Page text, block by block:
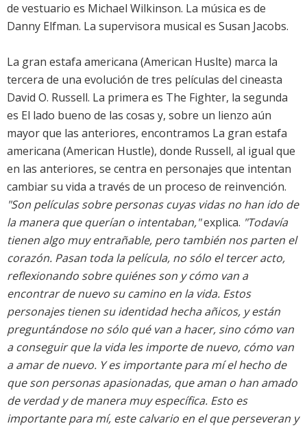
de vestuario es Michael Wilkinson. La música es de
Danny Elfman. La supervisora musical es Susan Jacobs.
La gran estafa americana (American Huslte) marca la
tercera de una evolución de tres películas del cineasta
David O. Russell. La primera es The Fighter, la segunda
es El lado bueno de las cosas y, sobre un lienzo aún
mayor que las anteriores, encontramos La gran estafa
americana (American Hustle), donde Russell, al igual que
en las anteriores, se centra en personajes que intentan
cambiar su vida a través de un proceso de reinvención.
"Son películas sobre personas cuyas vidas no han ido de
la manera que querían o intentaban,"explica. "Todavía
tienen algo muy entrañable, pero también nos parten el
corazón. Pasan toda la película, no sólo el tercer acto,
reflexionando sobre quiénes son y cómo van a
encontrar de nuevo su camino en la vida. Estos
personajes tienen su identidad hecha añicos, y están
preguntándose no sólo qué van a hacer, sino cómo van
a conseguir que la vida les importe de nuevo, cómo van
a amar de nuevo. Y es importante para mí el hecho de
que son personas apasionadas, que aman o han amado
de verdad y de manera muy específica. Esto es
importante para mí, este calvario en el que perseveran y